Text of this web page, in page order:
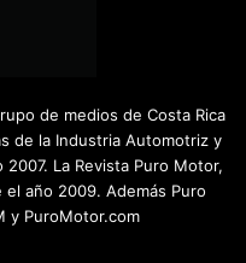
de medios de Costa Rica
de la Industria Automotriz y
La Revista Puro Motor,
año 2009. Además Puro
y PuroMotor.com